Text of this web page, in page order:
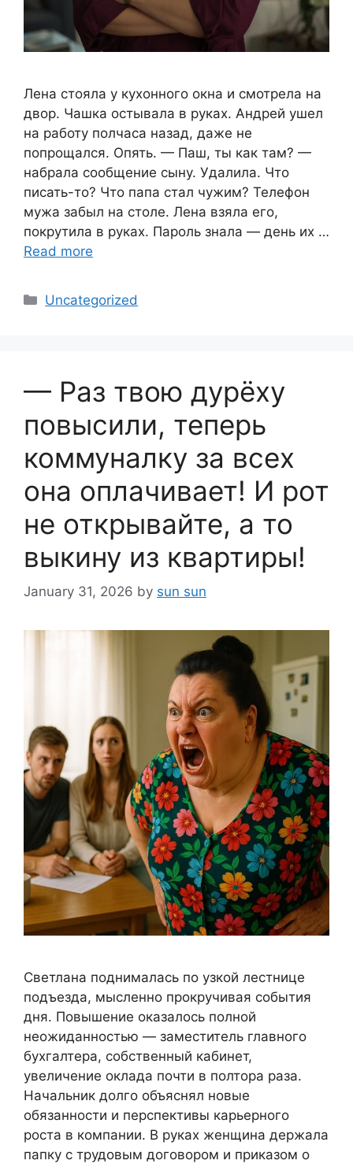
Лена стояла у кухонного окна и смотрела на
двор. Чашка остывала в руках. Андрей ушел
на работу полчаса назад, даже не
попрощался. Опять. — Паш, ты как там? —
набрала сообщение сыну. Удалила. Что
писать-то? Что папа стал чужим? Телефон
мужа забыл на столе. Лена взяла его,
покрутила в руках. Пароль знала — день их …
Read more
Categories
Uncategorized
— Раз твою дурёху
повысили, теперь
коммуналку за всех
она оплачивает! И рот
не открывайте, а то
выкину из квартиры!
January 31, 2026 by sun sun
Светлана поднималась по узкой лестнице
подъезда, мысленно прокручивая события
дня. Повышение оказалось полной
неожиданностью — заместитель главного
бухгалтера, собственный кабинет,
увеличение оклада почти в полтора раза.
Начальник долго объяснял новые
обязанности и перспективы карьерного
роста в компании. В руках женщина держала
папку с трудовым договором и приказом о